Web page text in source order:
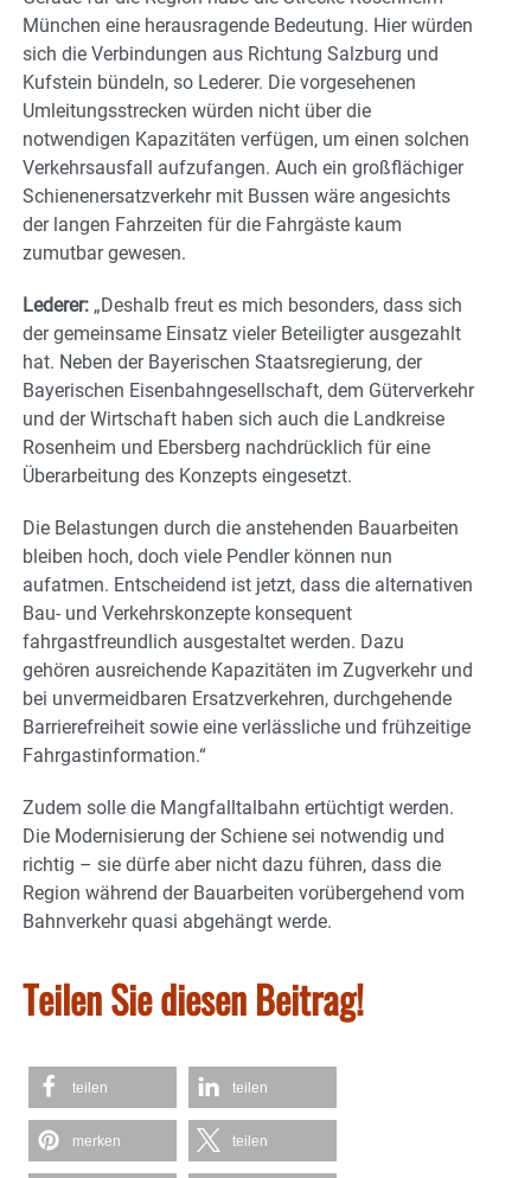
München eine herausragende Bedeutung. Hier würden
sich die Verbindungen aus Richtung Salzburg und
Kufstein bündeln, so Lederer. Die vorgesehenen
Umleitungsstrecken würden nicht über die
notwendigen Kapazitäten verfügen, um einen solchen
Verkehrsausfall aufzufangen. Auch ein großflächiger
Schienenersatzverkehr mit Bussen wäre angesichts
der langen Fahrzeiten für die Fahrgäste kaum
zumutbar gewesen.
Lederer: „Deshalb freut es mich besonders, dass sich
der gemeinsame Einsatz vieler Beteiligter ausgezahlt
hat. Neben der Bayerischen Staatsregierung, der
Bayerischen Eisenbahngesellschaft, dem Güterverkehr
und der Wirtschaft haben sich auch die Landkreise
Rosenheim und Ebersberg nachdrücklich für eine
Überarbeitung des Konzepts eingesetzt.
Die Belastungen durch die anstehenden Bauarbeiten
bleiben hoch, doch viele Pendler können nun
aufatmen. Entscheidend ist jetzt, dass die alternativen
Bau- und Verkehrskonzepte konsequent
fahrgastfreundlich ausgestaltet werden. Dazu
gehören ausreichende Kapazitäten im Zugverkehr und
bei unvermeidbaren Ersatzverkehren, durchgehende
Barrierefreiheit sowie eine verlässliche und frühzeitige
Fahrgastinformation.“
Zudem solle die Mangfalltalbahn ertüchtigt werden.
Die Modernisierung der Schiene sei notwendig und
richtig – sie dürfe aber nicht dazu führen, dass die
Region während der Bauarbeiten vorübergehend vom
Bahnverkehr quasi abgehängt werde.
Teilen Sie diesen Beitrag!
teilen teilen
merken teilen